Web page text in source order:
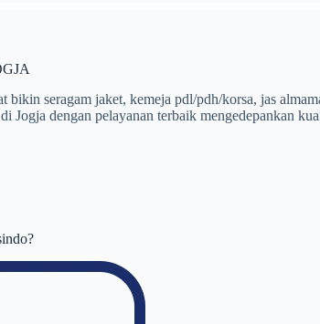
bikin seragam jaket, kemeja pdl/pdh/korsa, jas
Jogja dengan pelayanan terbaik mengedepankan